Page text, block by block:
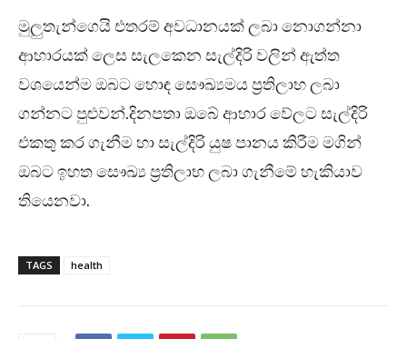
මුලුතැන්ගෙයි එතරම් අවධානයක් ලබා නොගන්නා
ආහාරයක් ලෙස සැලකෙන සැල්දිරි වලින් ඇත්ත
වශයෙන්ම ඔබට හොඳ සෞඛ්‍යමය ප්‍රතිලාභ ලබා
ගන්නට පුළුවන්.දිනපතා ඔබේ ආහාර වේලට සැල්දිරි
එකතු කර ගැනීම හා සැල්දිරි යුෂ පානය කිරීම මගින්
ඔබට ඉහත සෞඛ්‍ය ප්‍රතිලාභ ලබා ගැනීමේ හැකියාව
තියෙනවා.
TAGS health